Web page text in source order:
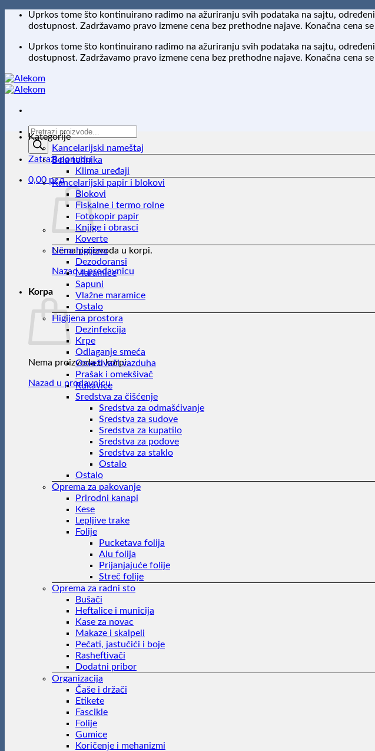
PreskočiUprkos tome što kontinuirano radimo na ažuriranju svih podataka na sajtu,
dostupnost. Zadržavamo pravo izmene cena bez prethodne najave. Konačna cena
Uprkos tome što kontinuirano radimo na ažuriranju svih podataka na sajtu,
dostupnost. Zadržavamo pravo izmene cena bez prethodne najave. Konačna cena
Products
search
Zatraži ponudu
0,00 рсд
Nema proizvoda u korpi.
Nazad u prodavnicu
Korpa
Nema proizvoda u korpi.
Nazad u prodavnicu
Kategorije
Kancelarijski nameštaj
Bela tehnika
Klima uređaji
Kancelarijski papir i blokovi
Blokovi
Fiskalne i termo rolne
Fotokopir papir
Knjige i obrasci
Koverte
Lična higijena
Dezodoransi
Maramice
Sapuni
Vlažne maramice
Ostalo
Higijena prostora
Dezinfekcija
Krpe
Odlaganje smeća
Osveživači vazduha
Prašak i omekšivač
Rukavice
Sredstva za čišćenje
Sredstva za odmašćivanje
Sredstva za sudove
Sredstva za kupatilo
Sredstva za podove
Sredstva za staklo
Ostalo
Ostalo
Oprema za pakovanje
Prirodni kanapi
Kese
Lepljive trake
Folije
Pucketava folija
Alu folija
Prijanjajuće folije
Streč folije
Oprema za radni sto
Bušači
Heftalice i municija
Kase za novac
Makaze i skalpeli
Pečati, jastučići i boje
Rasheftivači
Dodatni pribor
Organizacija
Čaše i držači
Etikete
Fascikle
Folije
Gumice
Koričenje i mehanizmi